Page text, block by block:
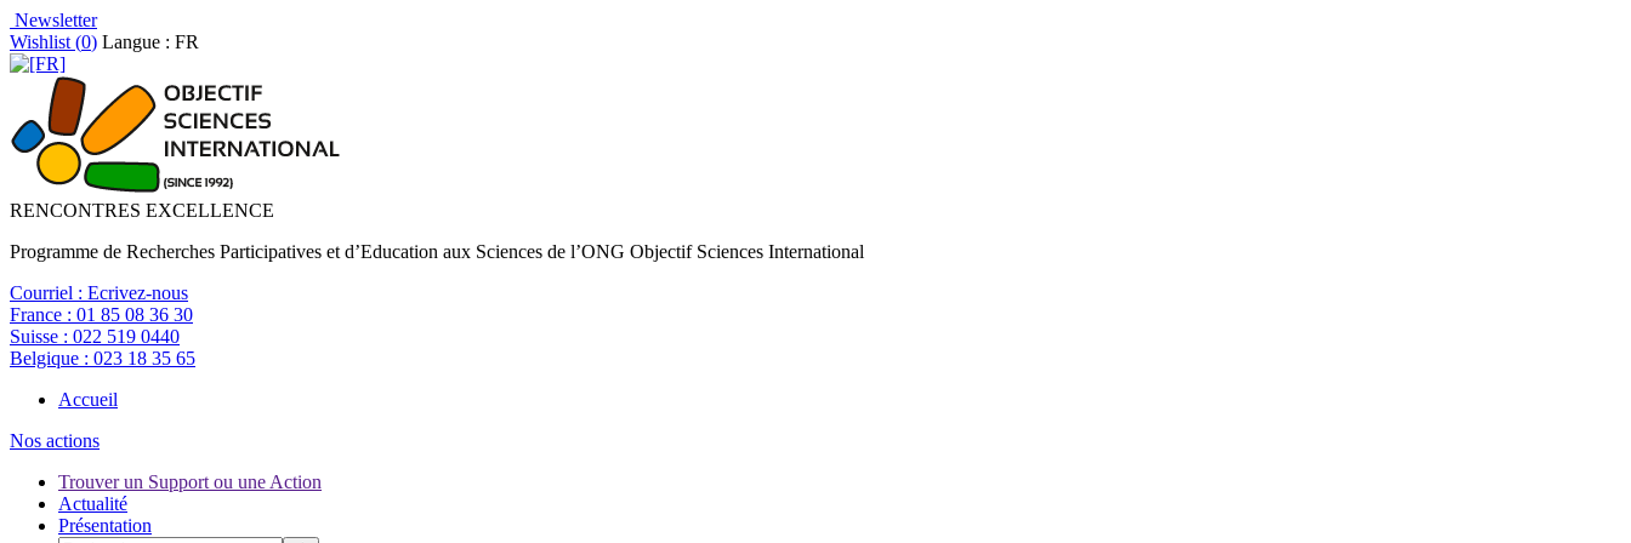
Newsletter
Wishlist (0) Langue : FR
RENCONTRES EXCELLENCE
Programme de Recherches Participatives et d’Education aux Sciences de l’ONG Objectif Sciences International
Courriel : Ecrivez-nous
France : 01 85 08 36 30
Suisse : 022 519 0440
Belgique : 023 18 35 65
Accueil
Nos actions
Trouver un Support ou une Action
Actualité
Présentation